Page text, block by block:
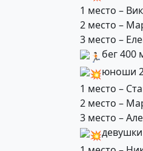
1 место –
2 место –
3 место –
бег 400
юноши
1 место –
2 место –
3 место –